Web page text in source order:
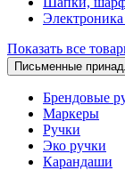
Показать все
Письменные
Брендовые
Маркеры
Ручки
Эко ручки
Карандаши